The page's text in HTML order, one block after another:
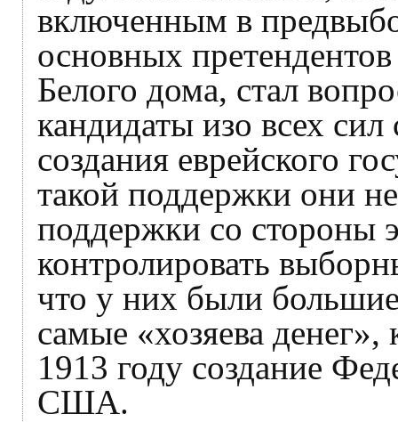
включенным в
основных
Белого дома, стал
кандидаты изо всех сил
создания еврейского
такой поддержки они
поддержки со стороны
контролировать
что у них были
самые «хозяева
1913 году создание
США.